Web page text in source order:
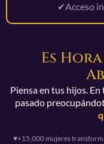
✔Acceso
Es
Piensa en tus hijos.
pasado
♥️+15,000 mujeres